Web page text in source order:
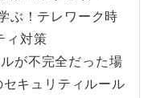
ぶ！テレワーク時
ィ対策
が不完全だった場
キュリティルール